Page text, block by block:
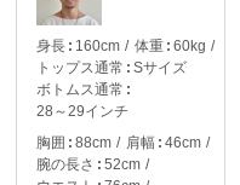
身長 160cm 体重
60kg
トップス通常
Sサイズ
ボトムス通常
28～29インチ
胸囲
88cm 肩幅
46cm
腕の長さ
52cm